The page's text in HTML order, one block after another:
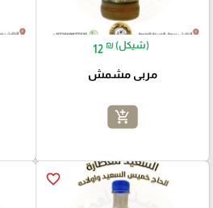
12 ₪ (شيكل)
مربى مشمش
add_shopping_cart
favorite_border